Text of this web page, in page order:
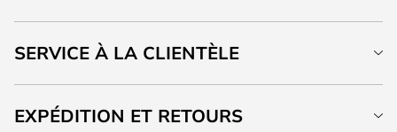
SERVICE À LA CLIENTÈLE
EXPÉDITION ET RETOURS